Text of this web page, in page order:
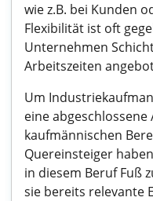
wie z.B. bei Kunden
Flexibilität ist oft
Unternehmen
Arbeitszeiten
Um
eine
kaufmännischen
Quereinsteiger
in diesem Beruf Fuß
sie bereits relevante